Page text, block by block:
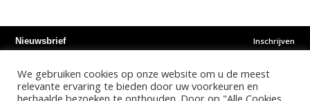
Nieuwsbrief Inschrijven
Instagram Facebook Youtube
We gebruiken cookies op onze website om u de meest
relevante ervaring te bieden door uw voorkeuren en
herhaalde bezoeken te onthouden. Door op "Alle Cookies